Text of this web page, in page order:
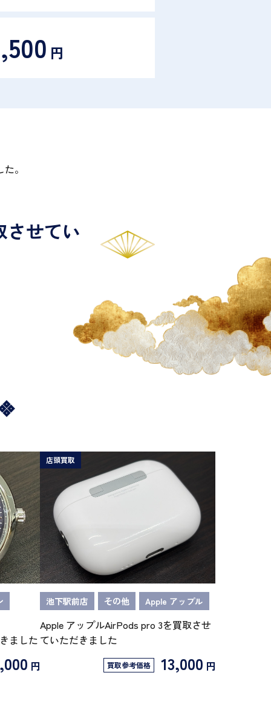
円
。
させてい
ました
円
店頭買取
池下駅前店 その他 Apple アップル
Apple アップルAirPods pro 3を買取させ
ていただきました
買取参考価格 13,000 円